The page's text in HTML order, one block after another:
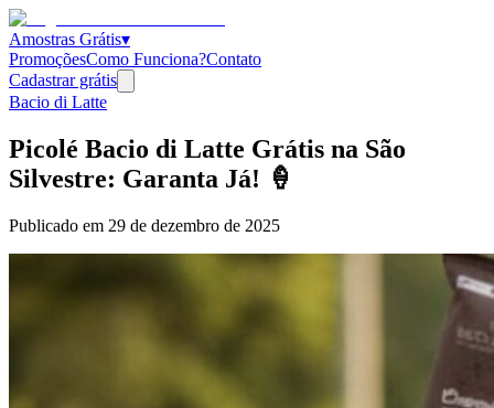
Amostras Grátis▾
PromoçõesComo Funciona?Contato
Cadastrar grátis
Bacio di Latte
Picolé Bacio di Latte Grátis na São
Silvestre: Garanta Já! 🍦
Publicado em 29 de dezembro de 2025